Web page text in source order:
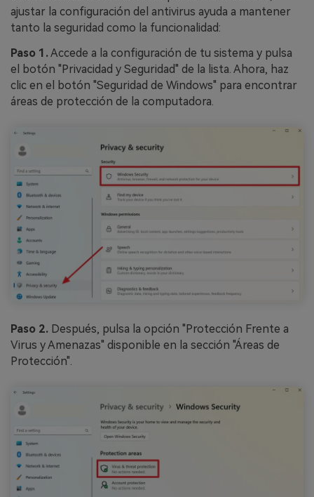
ajustar la configuración del antivirus ayuda a mantener
tanto la seguridad como la funcionalidad:
Paso 1.Accede a la configuración de tu sistema y pulsa
el botón "Privacidad y Seguridad" de la lista. Ahora, haz
clic en el botón "Seguridad de Windows" para encontrar
áreas de protección de la computadora.
Paso 2. Después, pulsa la opción "Protección Frente a
Virus y Amenazas" disponible en la sección "Áreas de
Protección".